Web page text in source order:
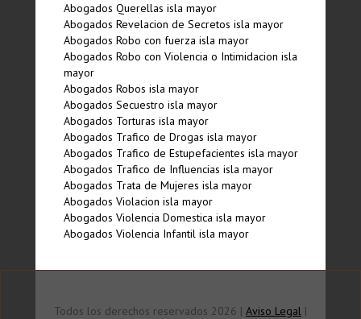
Abogados Querellas isla mayor
Abogados Revelacion de Secretos isla mayor
Abogados Robo con fuerza isla mayor
Abogados Robo con Violencia o Intimidacion isla
mayor
Abogados Robos isla mayor
Abogados Secuestro isla mayor
Abogados Torturas isla mayor
Abogados Trafico de Drogas isla mayor
Abogados Trafico de Estupefacientes isla mayor
Abogados Trafico de Influencias isla mayor
Abogados Trata de Mujeres isla mayor
Abogados Violacion isla mayor
Abogados Violencia Domestica isla mayor
Abogados Violencia Infantil isla mayor
Todos los derechos reservados 2026 | Aviso Legal |